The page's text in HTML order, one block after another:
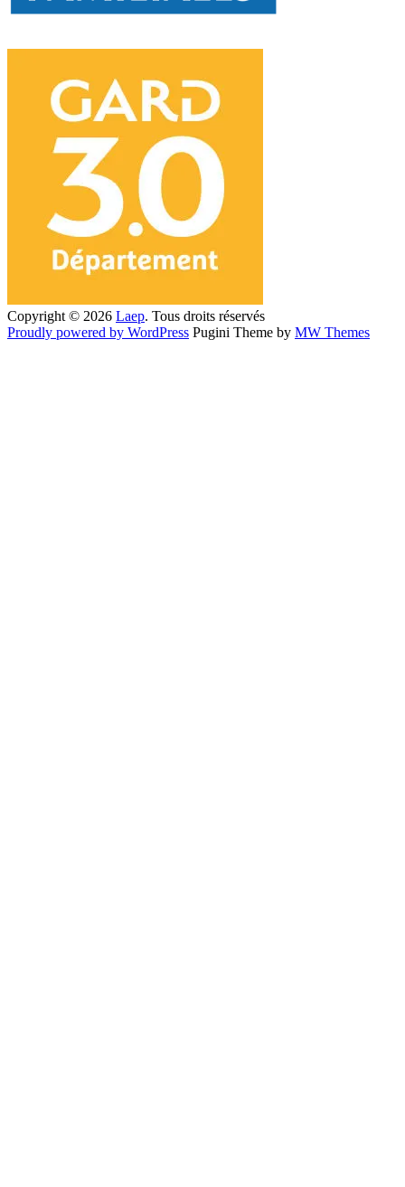
Copyright © 2026 Laep. Tous droits réservés
Proudly powered by WordPress Pugini Theme by MW Themes